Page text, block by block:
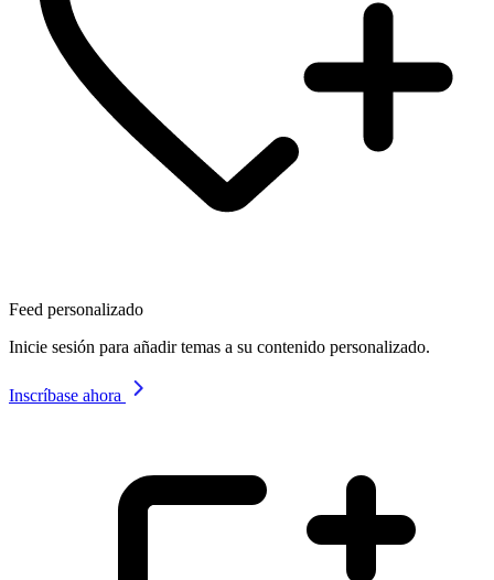
Feed personalizado
Inicie sesión para añadir temas a su contenido personalizado.
Inscríbase ahora